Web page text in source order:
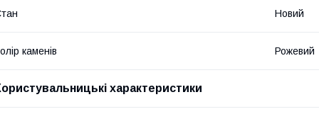
Новий
каменів Рожевий
характеристики